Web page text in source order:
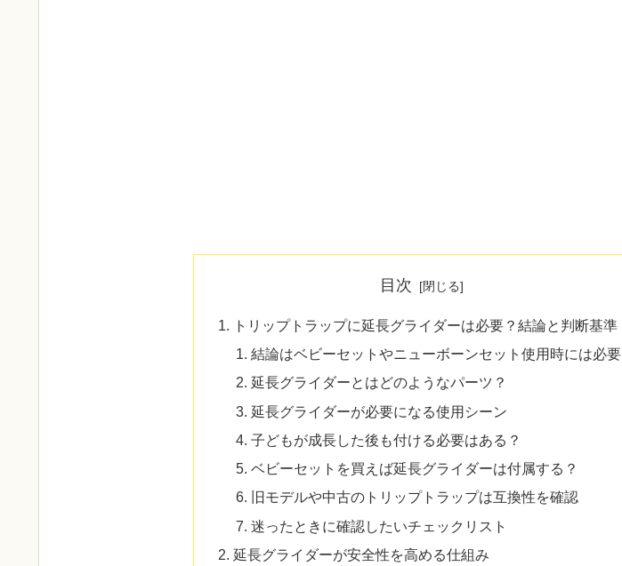
目次
トリップトラップに延長グライダーは必要？結論と判断基準
結論はベビーセットやニューボーンセット使用時には必要
延長グライダーとはどのようなパーツ？
延長グライダーが必要になる使用シーン
子どもが成長した後も付ける必要はある？
ベビーセットを買えば延長グライダーは付属する？
旧モデルや中古のトリップトラップは互換性を確認
迷ったときに確認したいチェックリスト
延長グライダーが安全性を高める仕組み